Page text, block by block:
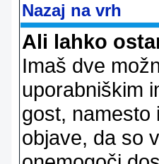
Nazaj na vrh
Ali lahko
Imaš dve
uporabniškim
gost, namesto
objave, da so